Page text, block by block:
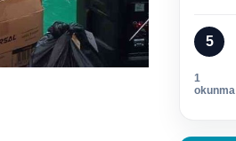
5
1
okunma